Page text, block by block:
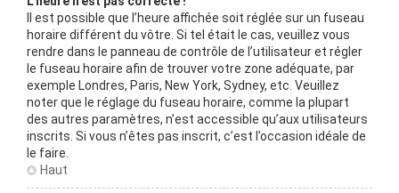
Il est possible que l’heure affichée soit réglée sur un fuseau
horaire différent du vôtre. Si tel était le cas, veuillez vous
rendre dans le panneau de contrôle de l’utilisateur et régler
le fuseau horaire afin de trouver votre zone adéquate, par
exemple Londres, Paris, New York, Sydney, etc. Veuillez
noter que le réglage du fuseau horaire, comme la plupart
des autres paramètres, n’est accessible qu’aux utilisateurs
inscrits. Si vous n’êtes pas inscrit, c’est l’occasion idéale de
le faire.
Haut